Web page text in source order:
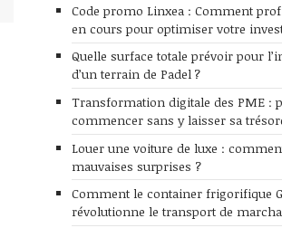
Code promo Linxea : Comment
en cours pour optimiser votre
Quelle surface totale prévoir pour
d’un terrain de Padel ?
Transformation digitale des PME :
commencer sans y laisser sa
Louer une voiture de luxe :
mauvaises surprises ?
Comment le container frigorifique
révolutionne le transport de